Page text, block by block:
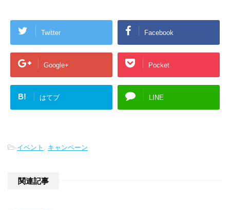
Twitter Facebook
Google+ Pocket
B! はてブ LINE
-イベント , キャンペーン
関連記事